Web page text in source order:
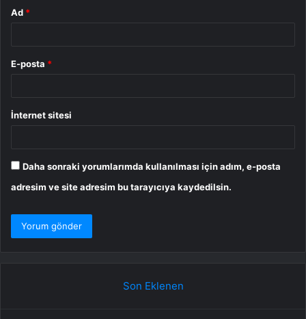
Ad *
E-posta *
İnternet sitesi
Daha sonraki yorumlarımda kullanılması için adım, e-posta
adresim ve site adresim bu tarayıcıya kaydedilsin.
Son Eklenen